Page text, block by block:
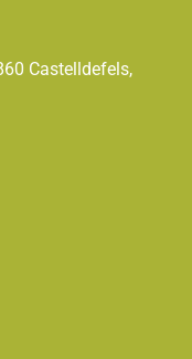
Castelldefels,